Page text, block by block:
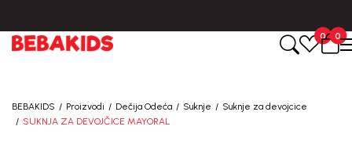
0
0
BEBAKIDS Proizvodi Dečija Odeća Suknje
Suknje za devojcice
SUKNJA ZA DEVOJČICE MAYORAL